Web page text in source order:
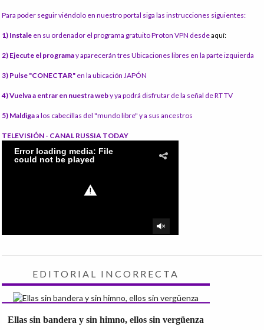
Para poder seguir viéndolo en nuestro portal siga las instrucciones siguientes:
1) Instale en su ordenador el programa gratuito Proton VPN desdeaquí:
2) Ejecute el programay aparecerán tres Ubicaciones libres en la parte izquierda
3) Pulse "CONECTAR" en la ubicación JAPÓN
4) Vuelva a entrar en nuestra weby ya podrá disfrutar de la señal de RT TV
5) Maldigaa los cabecillas del "mundo libre" y a sus ancestros
TELEVISIÓN - CANAL RUSSIA TODAY
EDITORIAL INCORRECTA
Ellas sin bandera y sin himno, ellos sin vergüenza